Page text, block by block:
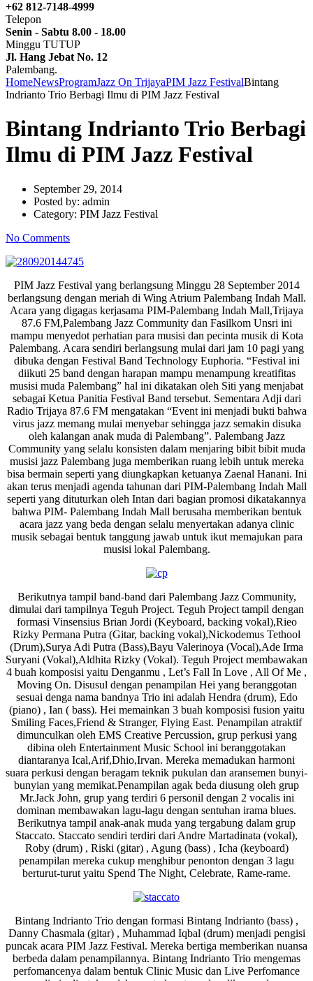
+62 812-7148-4999
Telepon
Senin - Sabtu 8.00 - 18.00
Minggu TUTUP
Jl. Hang Jebat No. 12
Palembang.
HomeNewsProgramJazz On TrijayaPIM Jazz FestivalBintang
Indrianto Trio Berbagi Ilmu di PIM Jazz Festival
Bintang Indrianto Trio Berbagi
Ilmu di PIM Jazz Festival
September 29, 2014
Posted by: admin
Category: PIM Jazz Festival
No Comments
PIM Jazz Festival yang berlangsung Minggu 28 September 2014
berlangsung dengan meriah di Wing Atrium Palembang Indah Mall.
Acara yang digagas kerjasama PIM-Palembang Indah Mall,Trijaya
87.6 FM,Palembang Jazz Community dan Fasilkom Unsri ini
mampu menyedot perhatian para musisi dan pecinta musik di Kota
Palembang. Acara sendiri berlangsung mulai dari jam 10 pagi yang
dibuka dengan Festival Band Technology Euphoria. “Festival ini
diikuti 25 band dengan harapan mampu menampung kreatifitas
musisi muda Palembang” hal ini dikatakan oleh Siti yang menjabat
sebagai Ketua Panitia Festival Band tersebut. Sementara Adji dari
Radio Trijaya 87.6 FM mengatakan “Event ini menjadi bukti bahwa
virus jazz memang mulai menyebar sehingga jazz semakin disuka
oleh kalangan anak muda di Palembang”. Palembang Jazz
Community yang selalu konsisten dalam menjaring bibit bibit muda
musisi jazz Palembang juga memberikan ruang lebih untuk mereka
bisa bermain seperti yang diungkapkan ketuanya Zaenal Hanani. Ini
akan terus menjadi agenda tahunan dari PIM-Palembang Indah Mall
seperti yang dituturkan oleh Intan dari bagian promosi dikatakannya
bahwa PIM- Palembang Indah Mall berusaha memberikan bentuk
acara jazz yang beda dengan selalu menyertakan adanya clinic
musik sebagai bentuk tanggung jawab untuk ikut memajukan para
musisi lokal Palembang.
Berikutnya tampil band-band dari Palembang Jazz Community,
dimulai dari tampilnya Teguh Project. Teguh Project tampil dengan
formasi Vinsensius Brian Jordi (Keyboard, backing vokal),Rieo
Rizky Permana Putra (Gitar, backing vokal),Nickodemus Tethool
(Drum),Surya Adi Putra (Bass),Bayu Valerinoya (Vocal),Ade Irma
Suryani (Vokal),Aldhita Rizky (Vokal). Teguh Project membawakan
4 buah komposisi yaitu Denganmu , Let’s Fall In Love , All Of Me ,
Moving On. Disusul dengan penampilan Hei yang beranggotan
sesuai denga nama bandnya Trio ini adalah Hendra (drum), Edo
(piano) , Ian ( bass). Hei memainkan 3 buah komposisi fusion yaitu
Smiling Faces,Friend & Stranger, Flying East. Penampilan atraktif
dimunculkan oleh EMS Creative Percussion, grup perkusi yang
dibina oleh Entertainment Music School ini beranggotakan
diantaranya Ical,Arif,Dhio,Irvan. Mereka memadukan harmoni
suara perkusi dengan beragam teknik pukulan dan aransemen bunyi-
bunyian yang memikat.Penampilan agak beda diusung oleh grup
Mr.Jack John, grup yang terdiri 6 personil dengan 2 vocalis ini
dominan membawakan lagu-lagu dengan sentuhan irama blues.
Berikutnya tampil anak-anak muda yang tergabung dalam grup
Staccato. Staccato sendiri terdiri dari Andre Martadinata (vokal),
Roby (drum) , Riski (gitar) , Agung (bass) , Icha (keyboard)
penampilan mereka cukup menghibur penonton dengan 3 lagu
berturut-turut yaitu Spend The Night, Celebrate, Rame-rame.
Bintang Indrianto Trio dengan formasi Bintang Indrianto (bass) ,
Danny Chasmala (gitar) , Muhammad Iqbal (drum) menjadi pengisi
puncak acara PIM Jazz Festival. Mereka bertiga memberikan nuansa
berbeda dalam penampilannya. Bintang Indrianto Trio mengemas
perfomancenya dalam bentuk Clinic Music dan Live Perfomance